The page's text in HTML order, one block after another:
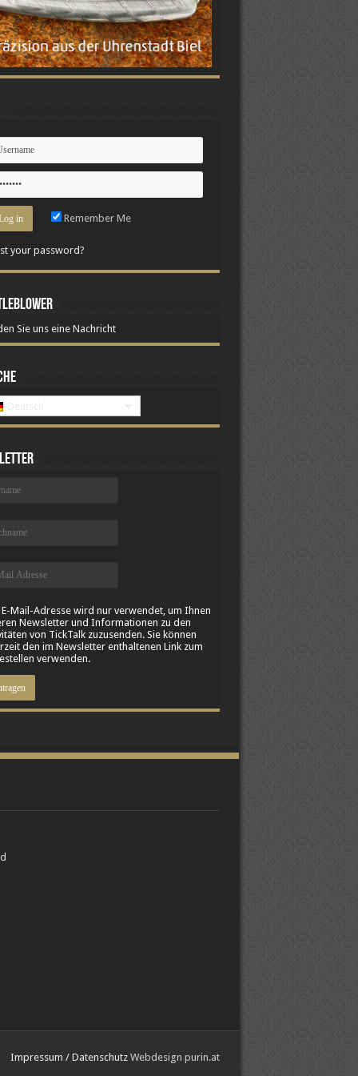
Remember Me
your password?
Sie uns eine Nachricht
Mail-Adresse wird nur verwendet, um Ihnen
Newsletter und Informationen zu den
von TickTalk zuzusenden. Sie können
den im Newsletter enthaltenen Link zum
verwenden.
Impressum / DatenschutzWebdesign purin.at